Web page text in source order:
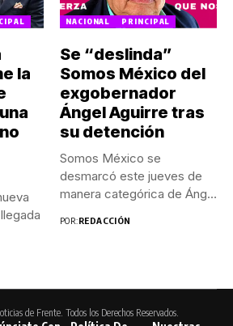
la
NACIONAL PRINCIPAL
Se “deslinda”
Somos México del
exgobernador
Ángel Aguirre tras
su detención
Somos México se
desmarcó este jueves de
manera categórica de Ángel
POR:REDACCIÓN
de Frente. Todos los Derechos Reservados.